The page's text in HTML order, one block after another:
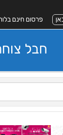
פרסום חינם בלוחות
חבל צוחר